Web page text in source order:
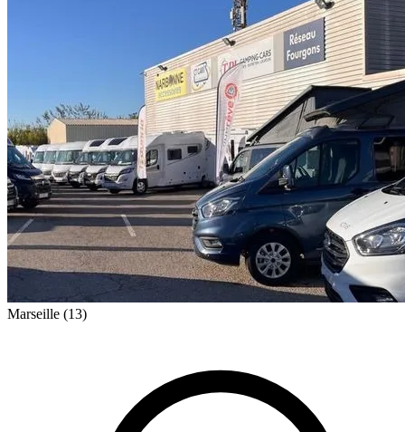
Marseille (13)